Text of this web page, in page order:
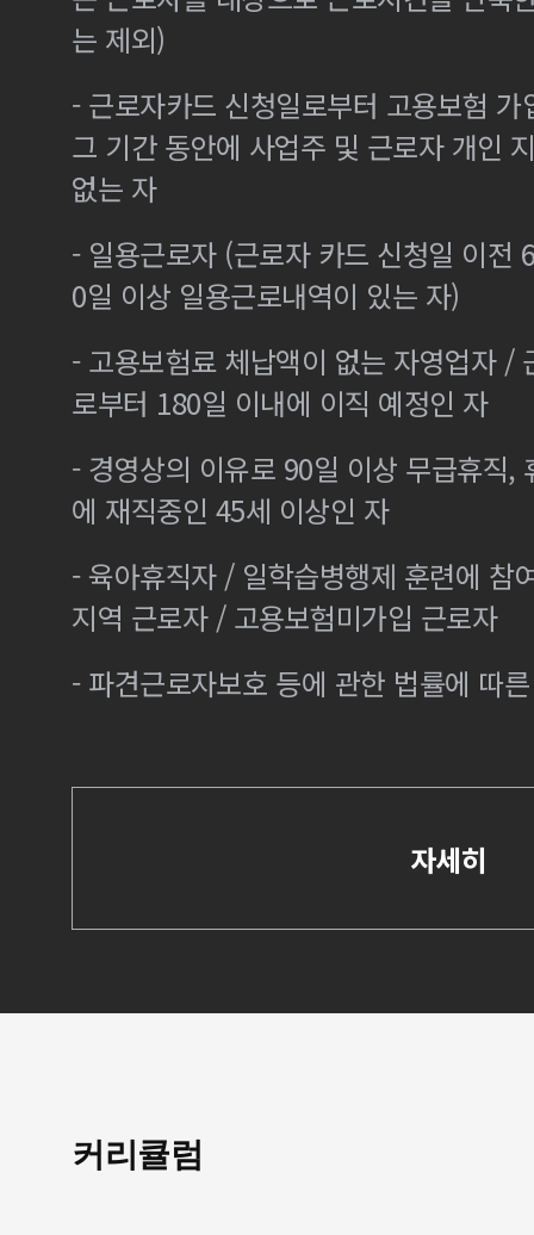
는 제외)
- 근로자카드 신청일로부터 고용보험
그 기간 동안에 사업주 및 근로자 개인
없는 자
- 일용근로자 (근로자 카드 신청일 이전
0일 이상 일용근로내역이 있는 자)
- 고용보험료 체납액이 없는 자영업자 /
로부터 180일 이내에 이직 예정인 자
- 경영상의 이유로 90일 이상 무급휴직,
에 재직중인 45세 이상인 자
- 육아휴직자 / 일학습병행제 훈련에 참
지역 근로자 / 고용보험미가입 근로자
- 파견근로자보호 등에 관한 법률에 따
자세히
커리큘럼